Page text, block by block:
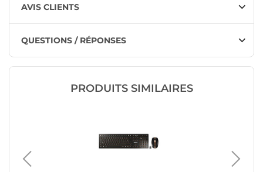
AVIS CLIENTS
QUESTIONS / RÉPONSES
PRODUITS SIMILAIRES